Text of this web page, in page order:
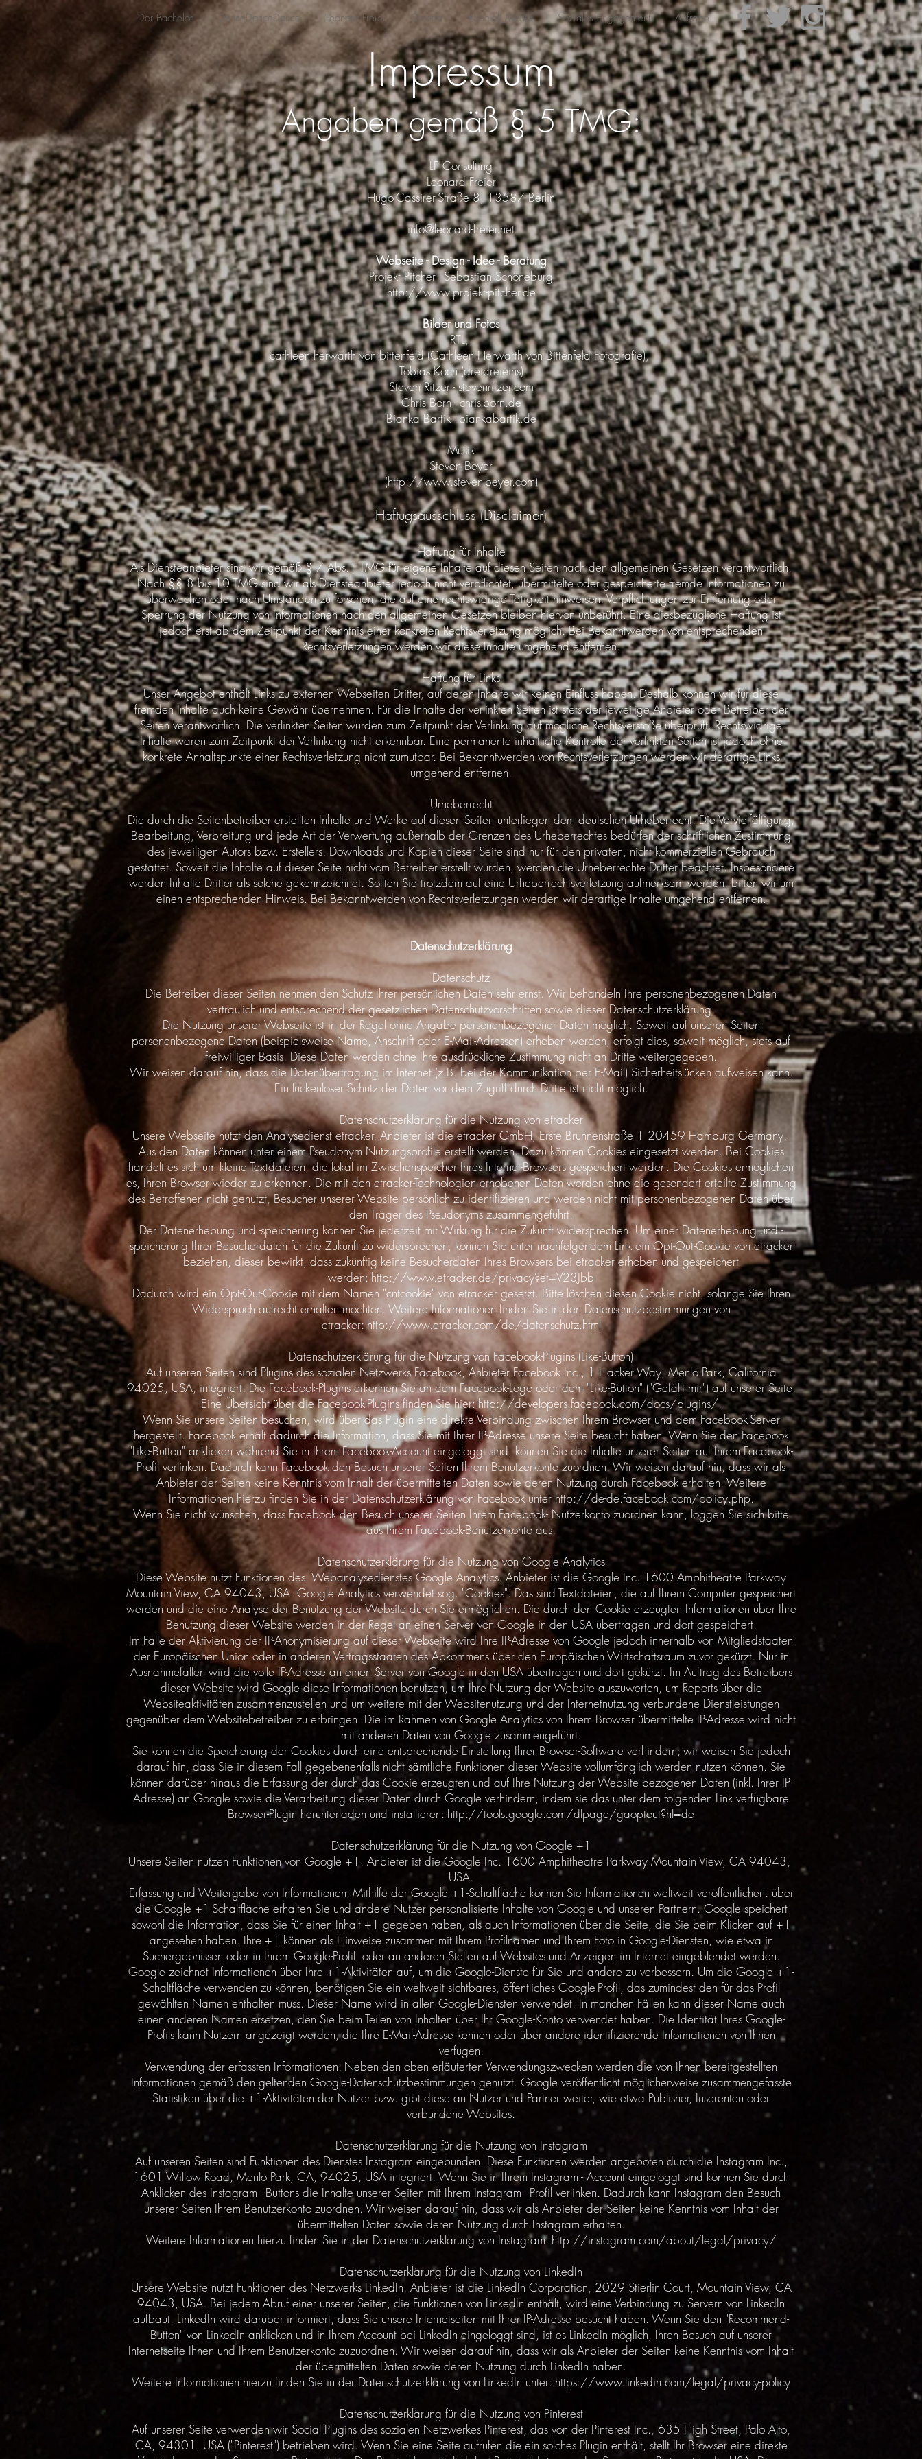
Der Bachelor DanceDanceDance Leonard Freier Galerie #Social_Media Soziales Engagement Anfrage
Impressum
Angaben gemäß § 5 TMG:
LF Consulting
Leonard Freier
Hugo-Cassirer-Straße 8, 13587 Berlin
info@leonard-freier.net
Webseite - Design - Idee - Beratung
Projekt Pitcher - Sebastian Schöneburg
http://www.projekt-pitcher.de
Bilder und Fotos
RTL,
cathleen herwarth von bittenfeld (Cathleen Herwarth von Bittenfeld Fotografie),
Tobias Koch (dreidreieins)
Steven Ritzer - stevenritzer.com
Chris Born - chris-born.de
Bianka Bartik - biankabartik.de
Musik
Steven Beyer
(http://www.steven-beyer.com)
Haftugsausschluss (Disclaimer)
Haftung für Inhalte
Als Diensteanbieter sind wir gemäß § 7 Abs.1 TMG für eigene Inhalte auf diesen Seiten nach den allgemeinen Gesetzen verantwortlich.
Nach §§ 8 bis 10 TMG sind wir als Diensteanbieter jedoch nicht verpflichtet, übermittelte oder gespeicherte fremde Informationen zu
überwachen oder nach Umständen zu forschen, die auf eine rechtswidrige Tätigkeit hinweisen. Verpflichtungen zur Entfernung oder
Sperrung der Nutzung von Informationen nach den allgemeinen Gesetzen bleiben hiervon unberührt. Eine diesbezügliche Haftung ist
jedoch erst ab dem Zeitpunkt der Kenntnis einer konkreten Rechtsverletzung möglich. Bei Bekanntwerden von entsprechenden
Rechtsverletzungen werden wir diese Inhalte umgehend entfernen.
Haftung für Links
Unser Angebot enthält Links zu externen Webseiten Dritter, auf deren Inhalte wir keinen Einfluss haben. Deshalb können wir für diese
fremden Inhalte auch keine Gewähr übernehmen. Für die Inhalte der verlinkten Seiten ist stets der jeweilige Anbieter oder Betreiber der
Seiten verantwortlich. Die verlinkten Seiten wurden zum Zeitpunkt der Verlinkung auf mögliche Rechtsverstöße überprüft. Rechtswidrige
Inhalte waren zum Zeitpunkt der Verlinkung nicht erkennbar. Eine permanente inhaltliche Kontrolle der verlinkten Seiten ist jedoch ohne
konkrete Anhaltspunkte einer Rechtsverletzung nicht zumutbar. Bei Bekanntwerden von Rechtsverletzungen werden wir derartige Links
umgehend entfernen.
Urheberrecht
Die durch die Seitenbetreiber erstellten Inhalte und Werke auf diesen Seiten unterliegen dem deutschen Urheberrecht. Die Vervielfältigung,
Bearbeitung, Verbreitung und jede Art der Verwertung außerhalb der Grenzen des Urheberrechtes bedürfen der schriftlichen Zustimmung
des jeweiligen Autors bzw. Erstellers. Downloads und Kopien dieser Seite sind nur für den privaten, nicht kommerziellen Gebrauch
gestattet. Soweit die Inhalte auf dieser Seite nicht vom Betreiber erstellt wurden, werden die Urheberrechte Dritter beachtet. Insbesondere
werden Inhalte Dritter als solche gekennzeichnet. Sollten Sie trotzdem auf eine Urheberrechtsverletzung aufmerksam werden, bitten wir um
einen entsprechenden Hinweis. Bei Bekanntwerden von Rechtsverletzungen werden wir derartige Inhalte umgehend entfernen.
Datenschutzerklärung
Datenschutz
Die Betreiber dieser Seiten nehmen den Schutz Ihrer persönlichen Daten sehr ernst. Wir behandeln Ihre personenbezogenen Daten
vertraulich und entsprechend der gesetzlichen Datenschutzvorschriften sowie dieser Datenschutzerklärung.
Die Nutzung unserer Webseite ist in der Regel ohne Angabe personenbezogener Daten möglich. Soweit auf unseren Seiten
personenbezogene Daten (beispielsweise Name, Anschrift oder E-Mail-Adressen) erhoben werden, erfolgt dies, soweit möglich, stets auf
freiwilliger Basis. Diese Daten werden ohne Ihre ausdrückliche Zustimmung nicht an Dritte weitergegeben.
Wir weisen darauf hin, dass die Datenübertragung im Internet (z.B. bei der Kommunikation per E-Mail) Sicherheitslücken aufweisen kann.
Ein lückenloser Schutz der Daten vor dem Zugriff durch Dritte ist nicht möglich.
Datenschutzerklärung für die Nutzung von etracker
Unsere Webseite nutzt den Analysedienst etracker. Anbieter ist die etracker GmbH, Erste Brunnenstraße 1 20459 Hamburg Germany.
Aus den Daten können unter einem Pseudonym Nutzungsprofile erstellt werden. Dazu können Cookies eingesetzt werden. Bei Cookies
handelt es sich um kleine Textdateien, die lokal im Zwischenspeicher Ihres Internet-Browsers gespeichert werden. Die Cookies ermöglichen
es, Ihren Browser wieder zu erkennen. Die mit den etracker-Technologien erhobenen Daten werden ohne die gesondert erteilte Zustimmung
des Betroffenen nicht genutzt, Besucher unserer Website persönlich zu identifizieren und werden nicht mit personenbezogenen Daten über
den Träger des Pseudonyms zusammengeführt.
Der Datenerhebung und -speicherung können Sie jederzeit mit Wirkung für die Zukunft widersprechen. Um einer Datenerhebung und -
speicherung Ihrer Besucherdaten für die Zukunft zu widersprechen, können Sie unter nachfolgendem Link ein Opt-Out-Cookie von etracker
beziehen, dieser bewirkt, dass zukünftig keine Besucherdaten Ihres Browsers bei etracker erhoben und gespeichert
werden: http://www.etracker.de/privacy?et=V23Jbb
Dadurch wird ein Opt-Out-Cookie mit dem Namen "cntcookie" von etracker gesetzt. Bitte löschen diesen Cookie nicht, solange Sie Ihren
Widerspruch aufrecht erhalten möchten. Weitere Informationen finden Sie in den Datenschutzbestimmungen von
etracker:http://www.etracker.com/de/datenschutz.html
Datenschutzerklärung für die Nutzung von Facebook-Plugins (Like-Button)
Auf unseren Seiten sind Plugins des sozialen Netzwerks Facebook, Anbieter Facebook Inc., 1 Hacker Way, Menlo Park, California
94025, USA, integriert. Die Facebook-Plugins erkennen Sie an dem Facebook-Logo oder dem "Like-Button" ("Gefällt mir") auf unserer Seite.
Eine Übersicht über die Facebook-Plugins finden Sie hier:http://developers.facebook.com/docs/plugins/.
Wenn Sie unsere Seiten besuchen, wird über das Plugin eine direkte Verbindung zwischen Ihrem Browser und dem Facebook-Server
hergestellt. Facebook erhält dadurch die Information, dass Sie mit Ihrer IP-Adresse unsere Seite besucht haben. Wenn Sie den Facebook
"Like-Button" anklicken während Sie in Ihrem Facebook-Account eingeloggt sind, können Sie die Inhalte unserer Seiten auf Ihrem Facebook-
Profil verlinken. Dadurch kann Facebook den Besuch unserer Seiten Ihrem Benutzerkonto zuordnen. Wir weisen darauf hin, dass wir als
Anbieter der Seiten keine Kenntnis vom Inhalt der übermittelten Daten sowie deren Nutzung durch Facebook erhalten. Weitere
Informationen hierzu finden Sie in der Datenschutzerklärung von Facebook unterhttp://de-de.facebook.com/policy.php.
Wenn Sie nicht wünschen, dass Facebook den Besuch unserer Seiten Ihrem Facebook- Nutzerkonto zuordnen kann, loggen Sie sich bitte
aus Ihrem Facebook-Benutzerkonto aus.
Datenschutzerklärung für die Nutzung von Google Analytics
Diese Website nutzt Funktionen des Webanalysedienstes Google Analytics. Anbieter ist die Google Inc. 1600 Amphitheatre Parkway
Mountain View, CA 94043, USA. Google Analytics verwendet sog. "Cookies". Das sind Textdateien, die auf Ihrem Computer gespeichert
werden und die eine Analyse der Benutzung der Website durch Sie ermöglichen. Die durch den Cookie erzeugten Informationen über Ihre
Benutzung dieser Website werden in der Regel an einen Server von Google in den USA übertragen und dort gespeichert.
Im Falle der Aktivierung der IP-Anonymisierung auf dieser Webseite wird Ihre IP-Adresse von Google jedoch innerhalb von Mitgliedstaaten
der Europäischen Union oder in anderen Vertragsstaaten des Abkommens über den Europäischen Wirtschaftsraum zuvor gekürzt. Nur in
Ausnahmefällen wird die volle IP-Adresse an einen Server von Google in den USA übertragen und dort gekürzt. Im Auftrag des Betreibers
dieser Website wird Google diese Informationen benutzen, um Ihre Nutzung der Website auszuwerten, um Reports über die
Websiteaktivitäten zusammenzustellen und um weitere mit der Websitenutzung und der Internetnutzung verbundene Dienstleistungen
gegenüber dem Websitebetreiber zu erbringen. Die im Rahmen von Google Analytics von Ihrem Browser übermittelte IP-Adresse wird nicht
mit anderen Daten von Google zusammengeführt.
Sie können die Speicherung der Cookies durch eine entsprechende Einstellung Ihrer Browser-Software verhindern; wir weisen Sie jedoch
darauf hin, dass Sie in diesem Fall gegebenenfalls nicht sämtliche Funktionen dieser Website vollumfänglich werden nutzen können. Sie
können darüber hinaus die Erfassung der durch das Cookie erzeugten und auf Ihre Nutzung der Website bezogenen Daten (inkl. Ihrer IP-
Adresse) an Google sowie die Verarbeitung dieser Daten durch Google verhindern, indem sie das unter dem folgenden Link verfügbare
Browser-Plugin herunterladen und installieren: http://tools.google.com/dlpage/gaoptout?hl=de
Datenschutzerklärung für die Nutzung von Google +1
Unsere Seiten nutzen Funktionen von Google +1. Anbieter ist die Google Inc. 1600 Amphitheatre Parkway Mountain View, CA 94043,
USA.
Erfassung und Weitergabe von Informationen: Mithilfe der Google +1-Schaltfläche können Sie Informationen weltweit veröffentlichen. über
die Google +1-Schaltfläche erhalten Sie und andere Nutzer personalisierte Inhalte von Google und unseren Partnern. Google speichert
sowohl die Information, dass Sie für einen Inhalt +1 gegeben haben, als auch Informationen über die Seite, die Sie beim Klicken auf +1
angesehen haben. Ihre +1 können als Hinweise zusammen mit Ihrem Profilnamen und Ihrem Foto in Google-Diensten, wie etwa in
Suchergebnissen oder in Ihrem Google-Profil, oder an anderen Stellen auf Websites und Anzeigen im Internet eingeblendet werden.
Google zeichnet Informationen über Ihre +1-Aktivitäten auf, um die Google-Dienste für Sie und andere zu verbessern. Um die Google +1-
Schaltfläche verwenden zu können, benötigen Sie ein weltweit sichtbares, öffentliches Google-Profil, das zumindest den für das Profil
gewählten Namen enthalten muss. Dieser Name wird in allen Google-Diensten verwendet. In manchen Fällen kann dieser Name auch
einen anderen Namen ersetzen, den Sie beim Teilen von Inhalten über Ihr Google-Konto verwendet haben. Die Identität Ihres Google-
Profils kann Nutzern angezeigt werden, die Ihre E-Mail-Adresse kennen oder über andere identifizierende Informationen von Ihnen
verfügen.
Verwendung der erfassten Informationen: Neben den oben erläuterten Verwendungszwecken werden die von Ihnen bereitgestellten
Informationen gemäß den geltenden Google-Datenschutzbestimmungen genutzt. Google veröffentlicht möglicherweise zusammengefasste
Statistiken über die +1-Aktivitäten der Nutzer bzw. gibt diese an Nutzer und Partner weiter, wie etwa Publisher, Inserenten oder
verbundene Websites.
Datenschutzerklärung für die Nutzung von Instagram
Auf unseren Seiten sind Funktionen des Dienstes Instagram eingebunden. Diese Funktionen werden angeboten durch die Instagram Inc.,
1601 Willow Road, Menlo Park, CA, 94025, USA integriert. Wenn Sie in Ihrem Instagram - Account eingeloggt sind können Sie durch
Anklicken des Instagram - Buttons die Inhalte unserer Seiten mit Ihrem Instagram - Profil verlinken. Dadurch kann Instagram den Besuch
unserer Seiten Ihrem Benutzerkonto zuordnen. Wir weisen darauf hin, dass wir als Anbieter der Seiten keine Kenntnis vom Inhalt der
übermittelten Daten sowie deren Nutzung durch Instagram erhalten.
Weitere Informationen hierzu finden Sie in der Datenschutzerklärung von Instagram: http://instagram.com/about/legal/privacy/
Datenschutzerklärung für die Nutzung von LinkedIn
Unsere Website nutzt Funktionen des Netzwerks LinkedIn. Anbieter ist die LinkedIn Corporation, 2029 Stierlin Court, Mountain View, CA
94043, USA. Bei jedem Abruf einer unserer Seiten, die Funktionen von LinkedIn enthält, wird eine Verbindung zu Servern von LinkedIn
aufbaut. LinkedIn wird darüber informiert, dass Sie unsere Internetseiten mit Ihrer IP-Adresse besucht haben. Wenn Sie den "Recommend-
Button" von LinkedIn anklicken und in Ihrem Account bei LinkedIn eingeloggt sind, ist es LinkedIn möglich, Ihren Besuch auf unserer
Internetseite Ihnen und Ihrem Benutzerkonto zuzuordnen. Wir weisen darauf hin, dass wir als Anbieter der Seiten keine Kenntnis vom Inhalt
der übermittelten Daten sowie deren Nutzung durch LinkedIn haben.
Weitere Informationen hierzu finden Sie in der Datenschutzerklärung von LinkedIn unter: https://www.linkedin.com/legal/privacy-policy
Datenschutzerklärung für die Nutzung von Pinterest
Auf unserer Seite verwenden wir Social Plugins des sozialen Netzwerkes Pinterest, das von der Pinterest Inc., 635 High Street, Palo Alto,
CA, 94301, USA ("Pinterest") betrieben wird. Wenn Sie eine Seite aufrufen die ein solches Plugin enthält, stellt Ihr Browser eine direkte